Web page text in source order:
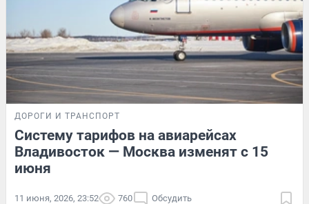
ДОРОГИ И ТРАНСПОРТ
Систему тарифов на авиарейсах
Владивосток — Москва изменят с 15
июня
11 июня, 2026, 23:52 760 Обсудить